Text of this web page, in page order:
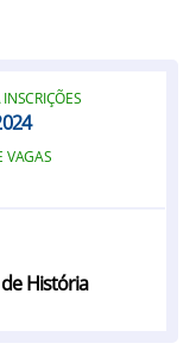
VAGAS
História